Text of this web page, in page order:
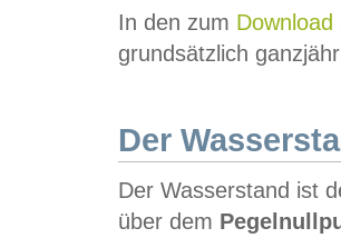
In den zum Download
grundsätzlich
Der
Der Wasserstand ist
über dem